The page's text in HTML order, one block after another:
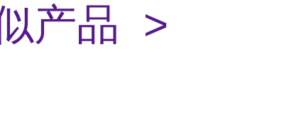
产品 >